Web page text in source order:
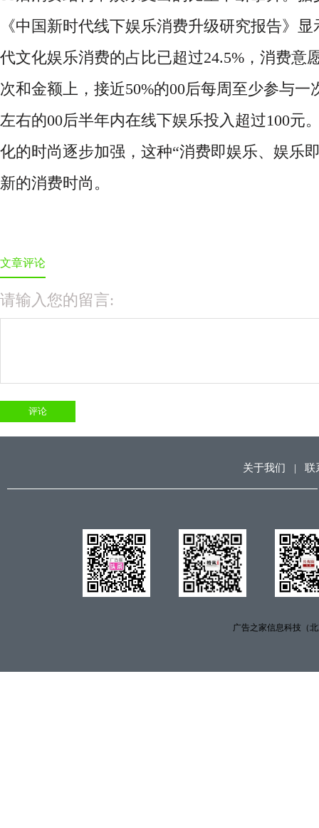
《中国新时代线下娱乐消费升级研究报告》
代文化娱乐消费的占比已超过24.5%，消费意
次和金额上，接近50%的00后每周至少参与一
左右的00后半年内在线下娱乐投入超过100元
化的时尚逐步加强，这种“消费即娱乐、娱乐
新的消费时尚。
文章评论
请输入您的留言:
关于我们 | 联
广告之家信息科技（